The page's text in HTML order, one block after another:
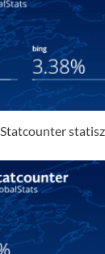
Statcounter